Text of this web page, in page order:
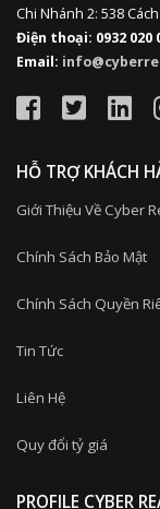
Chi Nhánh 2: 538
Điện thoại: 0932 020
Email:
HỖ TRỢ KHÁCH
Giới Thiệu Về Cyber
Chính Sách Bảo Mật
Chính Sách Quyền
Tin Tức
Liên Hệ
Quy đổi tỷ giá
PROFILE CYBER